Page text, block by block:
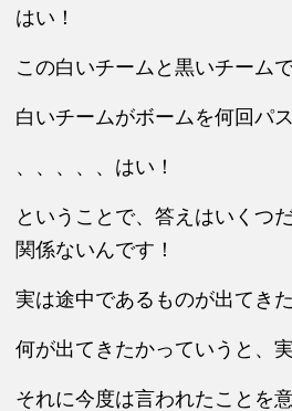
はい！
この白いチームと黒いチーム
白いチームがボームを何回パ
、、、、、はい！
ということで、答えはいくつ
関係ないんです！
実は途中であるものが出てき
何が出てきたかっていうと、
それに今度は言われたことを